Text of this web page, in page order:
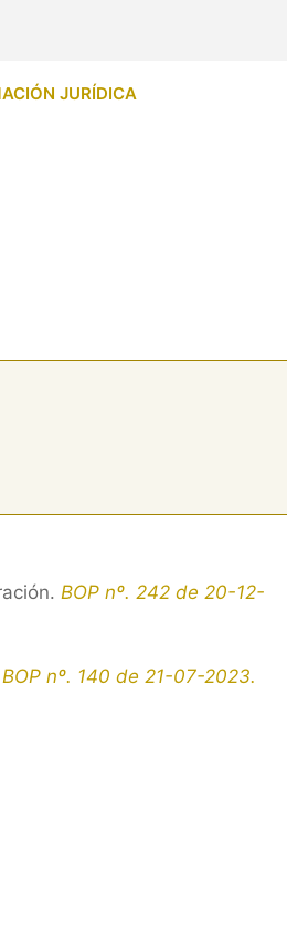
JURÍDICA
BOP nº. 242 de 20-12-
BOP nº. 140 de 21-07-2023.